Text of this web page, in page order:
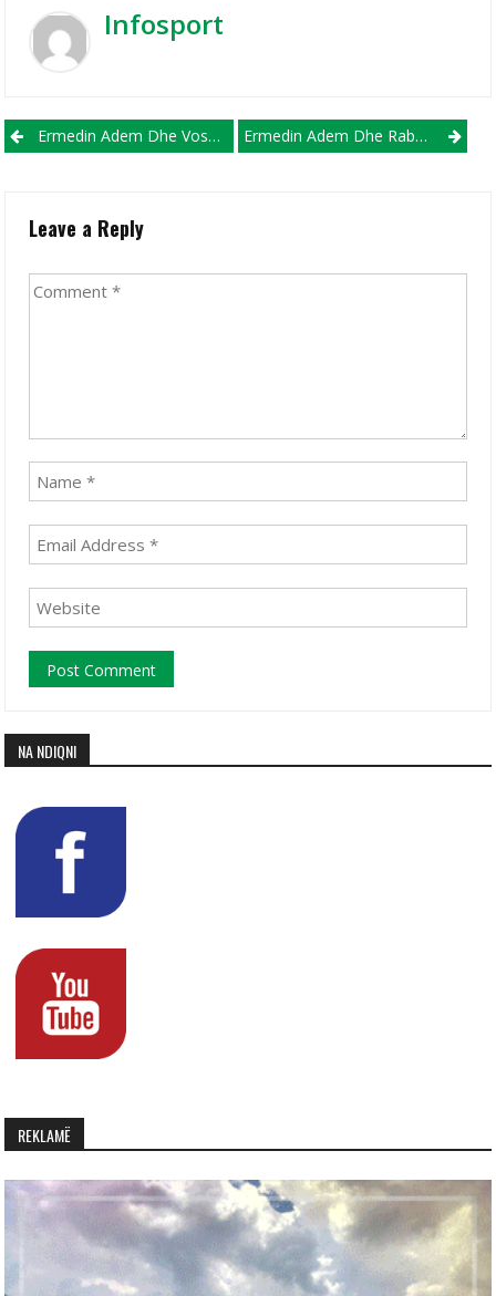
Infosport
Post navigation
Ermedin Adem Dhe Voska Sport Ndajnë Rrugët Ermedin Adem Dhe Rabotniçki Shumë Pranë Akordit!
Leave a Reply
NA NDIQNI
REKLAMË